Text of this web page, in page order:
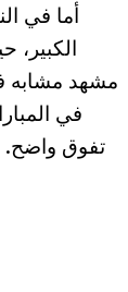
أما في
الكبير،
مشهد مشابه
في
تفوق واضح.